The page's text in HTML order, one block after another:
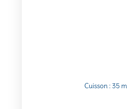
Cuisson : 35